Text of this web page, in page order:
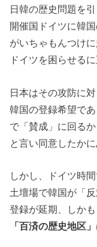
日韓の歴史問題を引
開催国ドイツに韓
がいちゃもんつけに
ドイツを困らせるに
日本はその攻防に対
韓国の登録希望であ
で「賛成」に回る
と言い同意したか
しかし、ドイツ時
土壇場で韓国が「反
登録が延期、しかも
「百済の歴史地区